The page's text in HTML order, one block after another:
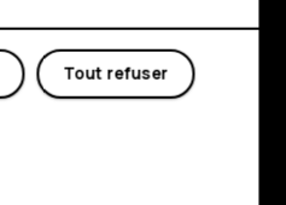
Tout refuser